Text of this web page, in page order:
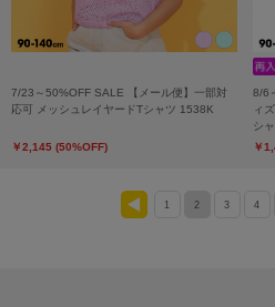
7/23～50%OFF SALE 【メール便】一部対
応可 メッシュレイヤードTシャツ 1538K
￥2,145 (50%OFF)
8/6
ィ
シ
￥
1 2 3 4